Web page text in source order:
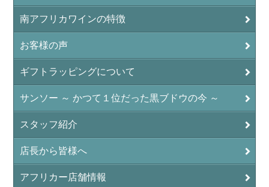
南アフリカワインの特徴
お客様の声
ギフトラッピングについて
サンソー ～ かつて１位だった黒ブドウの今 ～
スタッフ紹介
店長から皆様へ
アフリカー店舗情報